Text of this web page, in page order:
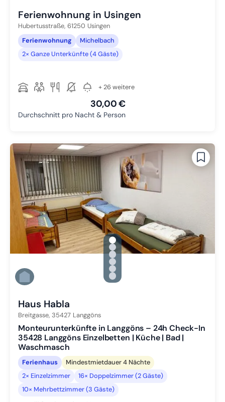
Ferienwohnung in Usingen
Hubertusstraße, 61250 Usingen
Ferienwohnung
Michelbach
2× Ganze Unterkünfte (4 Gäste)
+ 26 weitere
30,00 €
Durchschnitt pro Nacht & Person
gallery.slide_selector
Zu Slide 1 wechseln
Zu Slide 2 wechseln
Zu Slide 3 wechseln
Zu Slide 4 wechseln
Zu Slide 5 wechseln
Zu Slide 6 wechseln
Haus Habla
Breitgasse, 35427 Langgöns
Monteurunterkünfte in Langgöns – 24h Check-In
35428 Langgöns Einzelbetten | Küche | Bad |
Waschmasch
Ferienhaus
Mindestmietdauer 4 Nächte
2× Einzelzimmer
16× Doppelzimmer (2 Gäste)
10× Mehrbettzimmer (3 Gäste)